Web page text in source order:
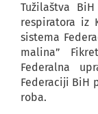
Tužilaštva
respiratora iz
sistema
malina”
Federalna
Federaciji BiH
roba.